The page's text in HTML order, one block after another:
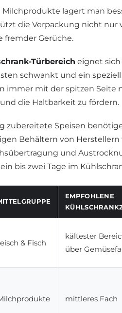
Milchprodukte lagert man
die Verpackung nicht nur
fremder Gerüche.
Türbereich eignet sich
schwankt und ein
immer mit der spitzen
die Haltbarkeit zu fördern.
zubereitete Speisen
Behältern von Herstellern
und
bis zwei Tage im
EMPFOHLENE
& Fisch
kältester
über
mittleres Fach